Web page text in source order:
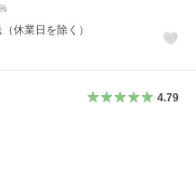
休業日を除く）
4.79